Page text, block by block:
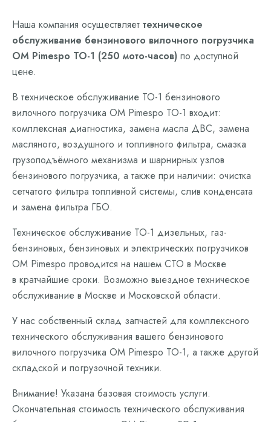
Наша компания осуществляет техническое
обслуживание бензинового вилочного погрузчика
OM Pimespo ТО-1 (250 мото-часов) по доступной
цене.
В техническое обслуживание ТО-1 бензинового
вилочного погрузчика OM Pimespo ТО-1 входит:
комплексная диагностика, замена масла ДВС, замена
масляного, воздушного и топливного фильтра, смазка
грузоподъёмного механизма и шарнирных узлов
бензинового погрузчика, а также при наличии: очистка
сетчатого фильтра топливной системы, слив конденсата
и замена фильтра ГБО.
Техническое обслуживание ТО-1 дизельных, газ-
бензиновых, бензиновых и электрических погрузчиков
OM Pimespo проводится на нашем СТО в Москве
в кратчайшие сроки. Возможно выездное техническое
обслуживание в Москве и Московской области.
У нас собственный склад запчастей для комплексного
технического обслуживания вашего бензинового
вилочного погрузчика OM Pimespo ТО-1, а также другой
складской и погрузочной техники.
Внимание! Указана базовая стоимость услуги.
Окончательная стоимость технического обслуживания